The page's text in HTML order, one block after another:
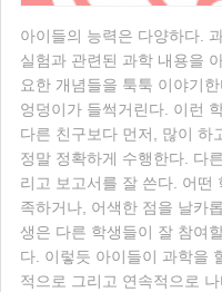
아이들의 능력은 다양하다.
실험과 관련된 과학 내용을
요한 개념들을 툭툭 이야기
엉덩이가 들썩거린다. 이런
다른 친구보다 먼저, 많이 하
정말 정확하게 수행한다. 다
리고 보고서를 잘 쓴다. 어떤
족하거나, 어색한 점을 날카
생은 다른 학생들이 잘 참여
다. 이렇듯 아이들이 과학을
적으로 그리고 연속적으로